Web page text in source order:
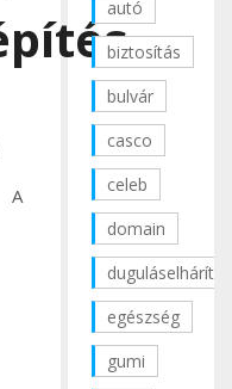
A
autó
biztosítás
bulvár
casco
celeb
domain
duguláselhárítás
egészség
gumi